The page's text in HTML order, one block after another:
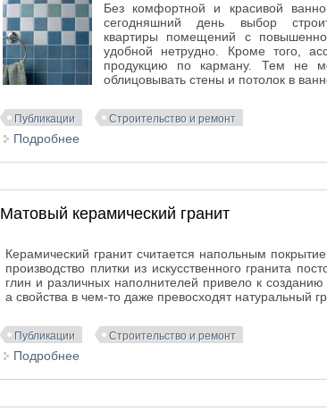
Без комфортной и красивой
сегодняшний день выбор
квартиры помещений с
удобной нетрудно. Кроме того,
продукцию по карману. Тем не
облицовывать стены и потолок в
Публикации Строительство и ремонт
Подробнее
Матовый керамический гранит
Керамический гранит считается напольным
производство плитки из искусственного гранита
глин и различных наполнителей привело к
а свойства в чем-то даже превосходят натуральный
Публикации Строительство и ремонт
Подробнее